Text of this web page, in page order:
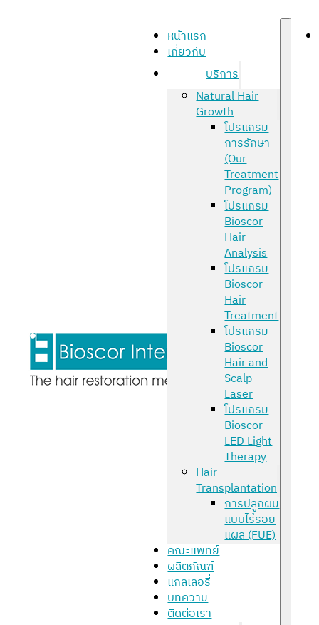
หน้าแรก
เกี่ยวกับ
บริการ
Natural Hair
Growth
โปรแกรม
การรักษา
(Our
Treatment
Program)
โปรแกรม
Bioscor
Hair
Analysis
โปรแกรม
Bioscor
Hair
Treatment
โปรแกรม
Bioscor
Hair and
Scalp
Laser
โปรแกรม
Bioscor
LED Light
Therapy
Hair
Transplantation
การปลูกผม
แบบไร้รอย
แผล (FUE)
คณะแพทย์
ผลิตภัณฑ์
แกลเลอรี่
บทความ
ติดต่อเรา